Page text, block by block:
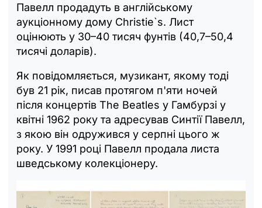
Павелл продадуть в англійському
аукціонному дому Christie`s. Лист
оцінюють у 30–40 тисяч фунтів (40,7–50,4
тисячі доларів).
Як повідомляється, музикант, якому тоді
був 21 рік, писав протягом п'яти ночей
після концертів The Beatles у Гамбурзі у
квітні 1962 року та адресував Синтії Павелл,
з якою він одружився у серпні цього ж
року. У 1991 році Павелл продала листа
шведському колекціонеру.